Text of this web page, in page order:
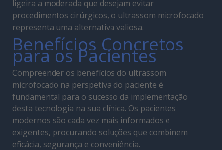
ligeira a moderada que desejam evitar
procedimentos cirúrgicos, o ultrassom microfocado
representa uma alternativa valiosa.
Benefícios Concretos
para os Pacientes
Compreender os benefícios do ultrassom
microfocado na perspetiva do paciente é
fundamental para o sucesso da implementação
desta tecnologia na sua clínica. Os pacientes
modernos são cada vez mais informados e
exigentes, procurando soluções que combinem
eficácia, segurança e conveniência.